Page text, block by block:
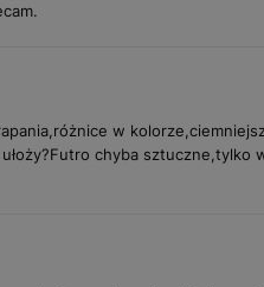
w
chyba sztuczne,tylko